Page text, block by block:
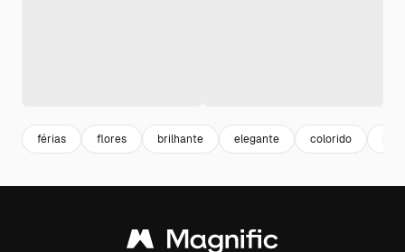
férias flores brilhante elegante colorido